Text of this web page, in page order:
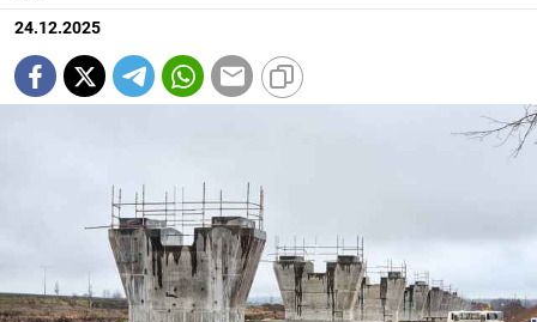
24.12.2025